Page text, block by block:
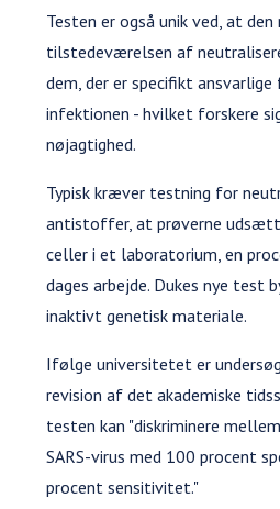
Testen er også unik ved, at
tilstedeværelsen af
dem, der er specifikt
infektionen - hvilket forskere
nøjagtighed.
Typisk kræver testning for
antistoffer, at prøverne
celler i et laboratorium, en
dages arbejde. Dukes nye test
inaktivt genetisk materiale.
Ifølge universitetet er
revision af det akademiske
testen kan "diskriminere
SARS-virus med 100 procent
procent sensitivitet."